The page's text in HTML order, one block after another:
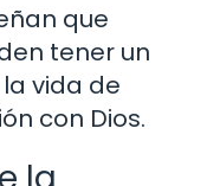
que
tener un
vida de
con Dios.